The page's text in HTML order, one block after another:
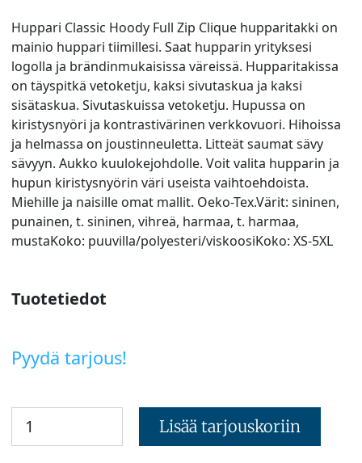
Huppari Classic Hoody Full Zip Clique hupparitakki on
mainio huppari tiimillesi. Saat hupparin yrityksesi
logolla ja brändinmukaisissa väreissä. Hupparitakissa
on täyspitkä vetoketju, kaksi sivutaskua ja kaksi
sisätaskua. Sivutaskuissa vetoketju. Hupussa on
kiristysnyöri ja kontrastivärinen verkkovuori. Hihoissa
ja helmassa on joustinneuletta. Litteät saumat sävy
sävyyn. Aukko kuulokejohdolle. Voit valita hupparin ja
hupun kiristysnyörin väri useista vaihtoehdoista.
Miehille ja naisille omat mallit. Oeko-Tex.Värit: sininen,
punainen, t. sininen, vihreä, harmaa, t. harmaa,
mustaKoko: puuvilla/polyesteri/viskoosiKoko: XS-5XL
Tuotetiedot
Pyydä tarjous!
Lisää tarjouskoriin